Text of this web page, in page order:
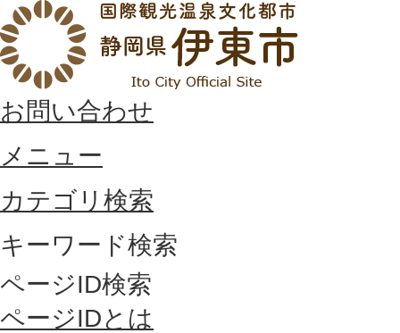
お問い合わせ
メニュー
カテゴリ検索
キーワード検索
ページID検索
ページIDとは